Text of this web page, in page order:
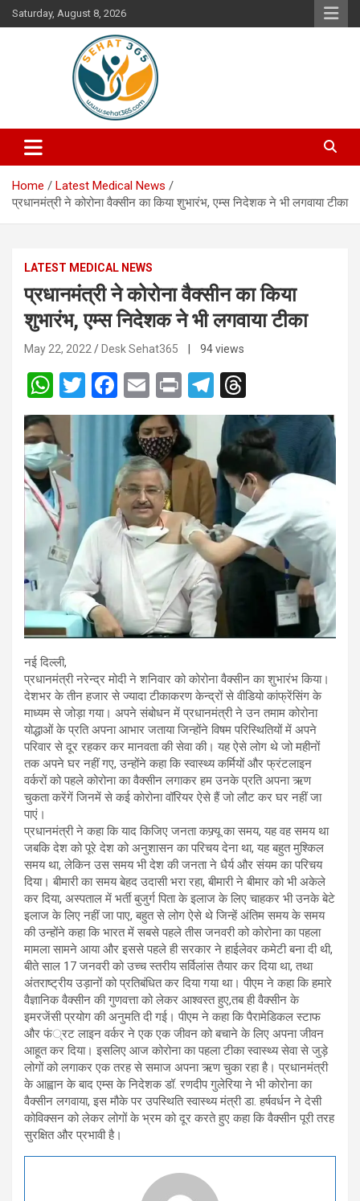
Skip
to
Saturday, August 8, 2026
Sehat365
Your's Complete Health Guide
Home
Latest Medical News
प्रधानमंत्री ने कोरोना वैक्सीन का किया शुभारंभ, एम्स निदेशक ने भी लगवाया टीका
LATEST MEDICAL NEWS
प्रधानमंत्री ने कोरोना वैक्सीन का किया
शुभारंभ, एम्स निदेशक ने भी लगवाया टीका
May 22, 2022 Desk Sehat365 | 94 views
W
h
at
s
A
p
p
T
wi
F
a
ce
b
o
o
k
E
m
ail
Pr
in
t
T
el
e
gr
a
m
hr
e
a
d
s
नई दिल्ली,
प्रधानमंत्री नरेन्द्र मोदी ने शनिवार को कोरोना वैक्सीन का शुभारंभ किया।
देशभर के तीन हजार से ज्यादा टीकाकरण केन्द्रों से वीडियो कांफ्रेंसिंग के
माध्यम से जोड़ा गया। अपने संबोधन में प्रधानमंत्री ने उन तमाम कोरोना
योद्धाओं के प्रति अपना आभार जताया जिन्होंने विषम परिस्थितियों में अपने
परिवार से दूर रहकर कर मानवता की सेवा की। यह ऐसे लोग थे जो महीनों
तक अपने घर नहीं गए, उन्होंने कहा कि स्वास्थ्य कर्मियों और फ्रंटलाइन
वर्करों को पहले कोरोना का वैक्सीन लगाकर हम उनके प्रति अपना ऋण
चुकता करेंगें जिनमें से कई कोरोना वॉरियर ऐसे हैं जो लौट कर घर नहीं जा
पाएं।
प्रधानमंत्री ने कहा कि याद किजिए जनता कफ्र्यू का समय, यह वह समय था
जबकि देश को पूरे देश को अनुशासन का परिचय देना था, यह बहुत मुश्किल
समय था, लेकिन उस समय भी देश की जनता ने धैर्य और संयम का परिचय
दिया। बीमारी का समय बेहद उदासी भरा रहा, बीमारी ने बीमार को भी अकेले
कर दिया, अस्पताल में भर्ती बुजुर्ग पिता के इलाज के लिए चाहकर भी उनके बेटे
इलाज के लिए नहीं जा पाए, बहुत से लोग ऐसे थे जिन्हें अंतिम समय के समय
की उन्होंने कहा कि भारत में सबसे पहले तीस जनवरी को कोरोना का पहला
मामला सामने आया और इससे पहले ही सरकार ने हाईलेवर कमेटी बना दी थी,
बीते साल 17 जनवरी को उच्च स्तरीय सर्विलांस तैयार कर दिया था, तथा
अंतराष्ट्रीय उड़ानों को प्रतिबंधित कर दिया गया था। पीएम ने कहा कि हमारे
वैज्ञानिक वैक्सीन की गुणवत्ता को लेकर आश्वस्त हुए,तब ही वैक्सीन के
इमरजेंसी प्रयोग की अनुमति दी गई। पीएम ने कहा कि पैरामेडिकल स्टाफ
और फं्रट लाइन वर्कर ने एक एक जीवन को बचाने के लिए अपना जीवन
आहूत कर दिया। इसलिए आज कोरोना का पहला टीका स्वास्थ्य सेवा से जुड़े
लोगों को लगाकर एक तरह से समाज अपना ऋण चुका रहा है। प्रधानमंत्री
के आह्वान के बाद एम्स के निदेशक डॉ. रणदीप गुलेरिया ने भी कोरोना का
वैक्सीन लगवाया, इस मौके पर उपस्थिति स्वास्थ्य मंत्री डा. हर्षवर्धन ने देसी
कोविक्सन को लेकर लोगों के भ्रम को दूर करते हुए कहा कि वैक्सीन पूरी तरह
सुरक्षित और प्रभावी है।